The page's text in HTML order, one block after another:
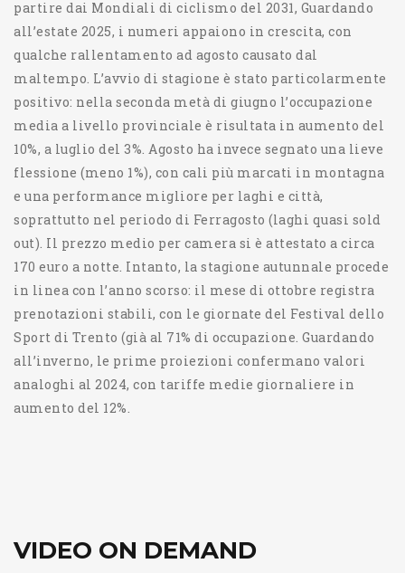
partire dai Mondiali di ciclismo del 2031, Guardando
all’estate 2025, i numeri appaiono in crescita, con
qualche rallentamento ad agosto causato dal
maltempo. L’avvio di stagione è stato particolarmente
positivo: nella seconda metà di giugno l’occupazione
media a livello provinciale è risultata in aumento del
10%, a luglio del 3%. Agosto ha invece segnato una lieve
flessione (meno 1%), con cali più marcati in montagna
e una performance migliore per laghi e città,
soprattutto nel periodo di Ferragosto (laghi quasi sold
out). Il prezzo medio per camera si è attestato a circa
170 euro a notte. Intanto, la stagione autunnale procede
in linea con l’anno scorso: il mese di ottobre registra
prenotazioni stabili, con le giornate del Festival dello
Sport di Trento (già al 71% di occupazione. Guardando
all’inverno, le prime proiezioni confermano valori
analoghi al 2024, con tariffe medie giornaliere in
aumento del 12%.
VIDEO ON DEMAND